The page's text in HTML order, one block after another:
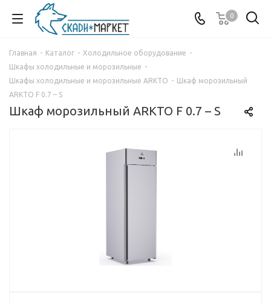
0
Главная - Каталог - Холодильное оборудование -
Шкафы холодильные и морозильные -
Шкафы холодильные и морозильные ARKTO - Шкаф морозильный
ARKTO F 0.7 – S
Шкаф морозильный ARKTO F 0.7 – S